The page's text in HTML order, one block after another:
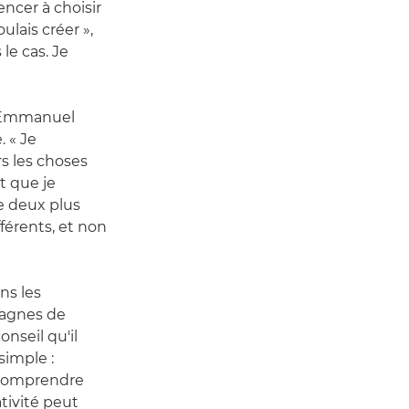
à choisir
créer »,
cas. Je
« Je
les choses
que je
deux plus
et non
les
de
qu'il
:
peut